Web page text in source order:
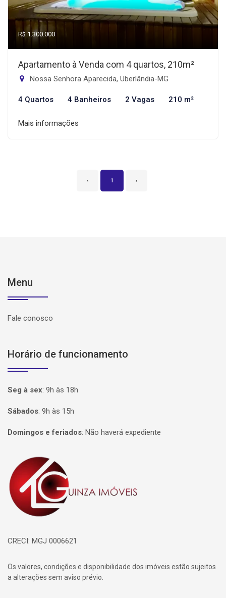
R$ 1.300.000
Apartamento à Venda com 4 quartos, 210m²
Nossa Senhora Aparecida, Uberlândia-MG
4 Quartos 4 Banheiros 2 Vagas 210 m²
Mais informações
‹ 1 ›
Menu
Fale conosco
Horário de funcionamento
Seg à sex: 9h às 18h
Sábados: 9h às 15h
Domingos e feriados: Não haverá expediente
Página inicial
CRECI: MGJ 0006621
Os valores, condições e disponibilidade dos imóveis estão sujeitos
a alterações sem aviso prévio.